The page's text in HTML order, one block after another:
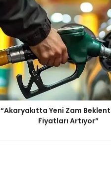
“Akaryakıtta Yeni Zam
Fiyatları Artıyor”